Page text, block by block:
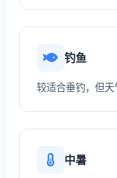
钓鱼
较适合垂钓，但天
中暑